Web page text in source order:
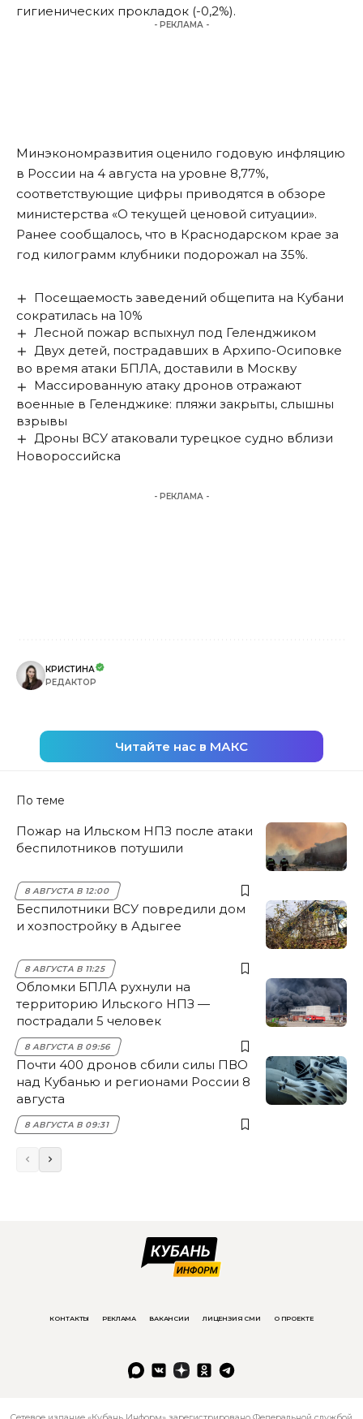
гигиенических прокладок (-0,2%).
- РЕКЛАМА -
Минэкономразвития оценило годовую инфляцию
в России на 4 августа на уровне 8,77%,
соответствующие цифры приводятся в обзоре
министерства «О текущей ценовой ситуации».
Ранее сообщалось, что в Краснодарском крае за
год килограмм клубники подорожал на 35%.
Посещаемость заведений общепита на Кубани
сократилась на 10%
Лесной пожар вспыхнул под Геленджиком
Двух детей, пострадавших в Архипо-Осиповке
во время атаки БПЛА, доставили в Москву
Массированную атаку дронов отражают
военные в Геленджике: пляжи закрыты, слышны
взрывы
Дроны ВСУ атаковали турецкое судно вблизи
Новороссийска
- РЕКЛАМА -
КРИСТИНА
РЕДАКТОР
Читайте нас в МАКС
По теме
Пожар на Ильском НПЗ после атаки
беспилотников потушили
8 АВГУСТА В 12:00
Беспилотники ВСУ повредили дом
и хозпостройку в Адыгее
8 АВГУСТА В 11:25
Обломки БПЛА рухнули на
территорию Ильского НПЗ —
пострадали 5 человек
8 АВГУСТА В 09:56
Почти 400 дронов сбили силы ПВО
над Кубанью и регионами России 8
августа
8 АВГУСТА В 09:31
КОНТАКТЫ РЕКЛАМА ВАКАНСИИ ЛИЦЕНЗИЯ СМИ О ПРОЕКТЕ